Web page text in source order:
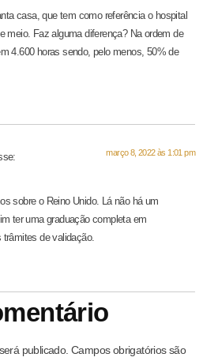
casa, que tem como referência o hospital
meio. Faz alguma diferença? Na ordem de
4.600 horas sendo, pelo menos, 50% de
março 8, 2022 às 1:01 pm
sobre o Reino Unido. Lá não há um
ter uma graduação completa em
trâmites de validação.
publicado. Campos obrigatórios são